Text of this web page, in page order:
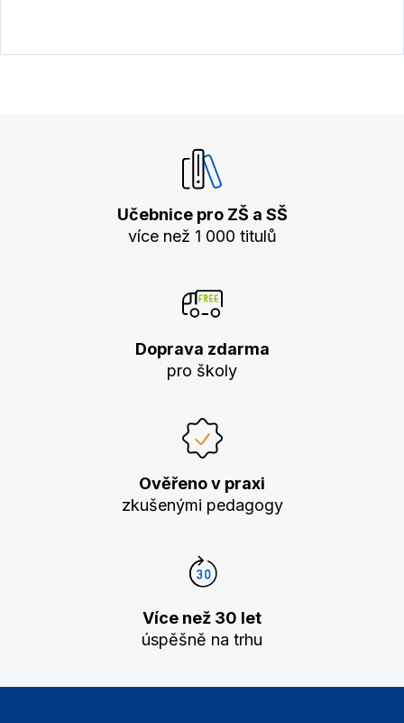
Učebnice pro ZŠ a SŠ
více než 1 000 titulů
Doprava zdarma
pro školy
Ověřeno v praxi
zkušenými pedagogy
Více než 30 let
úspěšně na trhu